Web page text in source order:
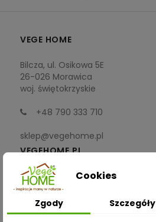
VEGE HOME
Bilcza, ul. Osikowa 5E
26-026 Morawica
woj. świętokrzyskie
+48 790 333 710
sklep@vegehome.pl
VEGEHOME.PL
INFORMACJE
ZAKUPY
Cookies
Zgody Szczegóły